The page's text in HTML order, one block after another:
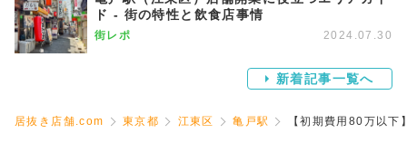
ド - 街の特性と飲食店事情
街レポ 2024.07.30
新着記事一覧へ
居抜き店舗.com 東京都 江東区 亀戸駅 【初期費用80万以